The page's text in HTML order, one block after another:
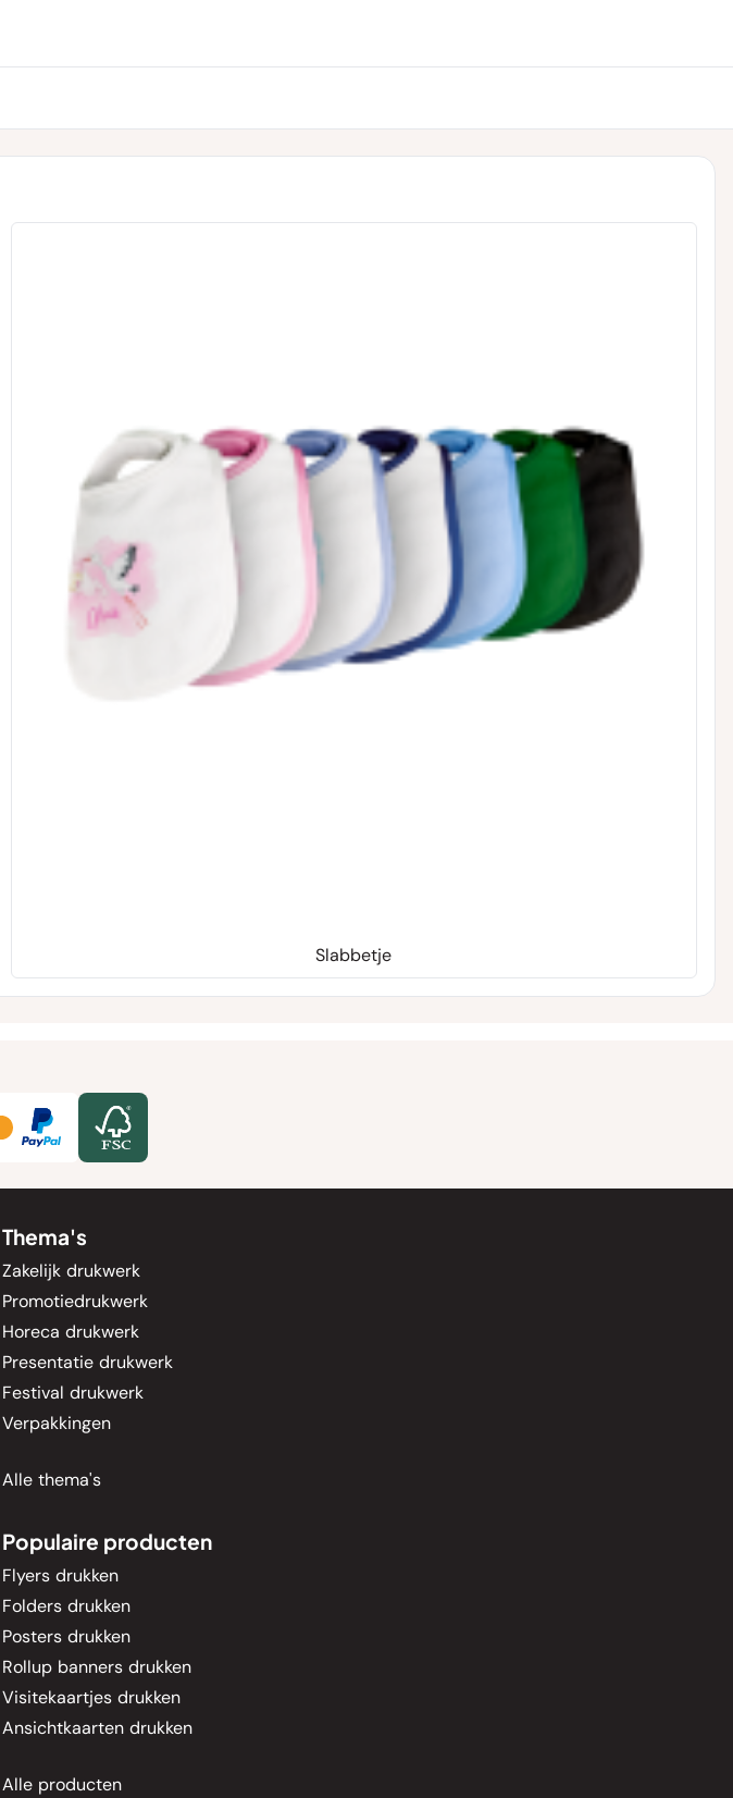
Slabbetje
Thema's
Zakelijk drukwerk
Promotiedrukwerk
Horeca drukwerk
Presentatie drukwerk
Festival drukwerk
Verpakkingen
Alle thema's
Populaire producten
Flyers drukken
Folders drukken
Posters drukken
Rollup banners drukken
Visitekaartjes drukken
Ansichtkaarten drukken
Alle producten